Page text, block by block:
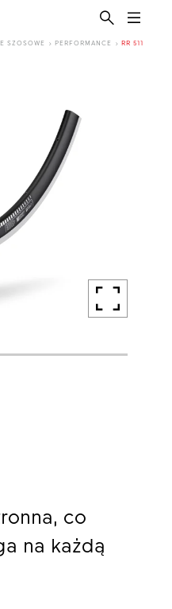
SZOSOWE PERFORMANCE RR 511
co
na każdą